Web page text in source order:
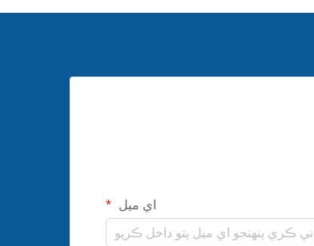
اي ميل